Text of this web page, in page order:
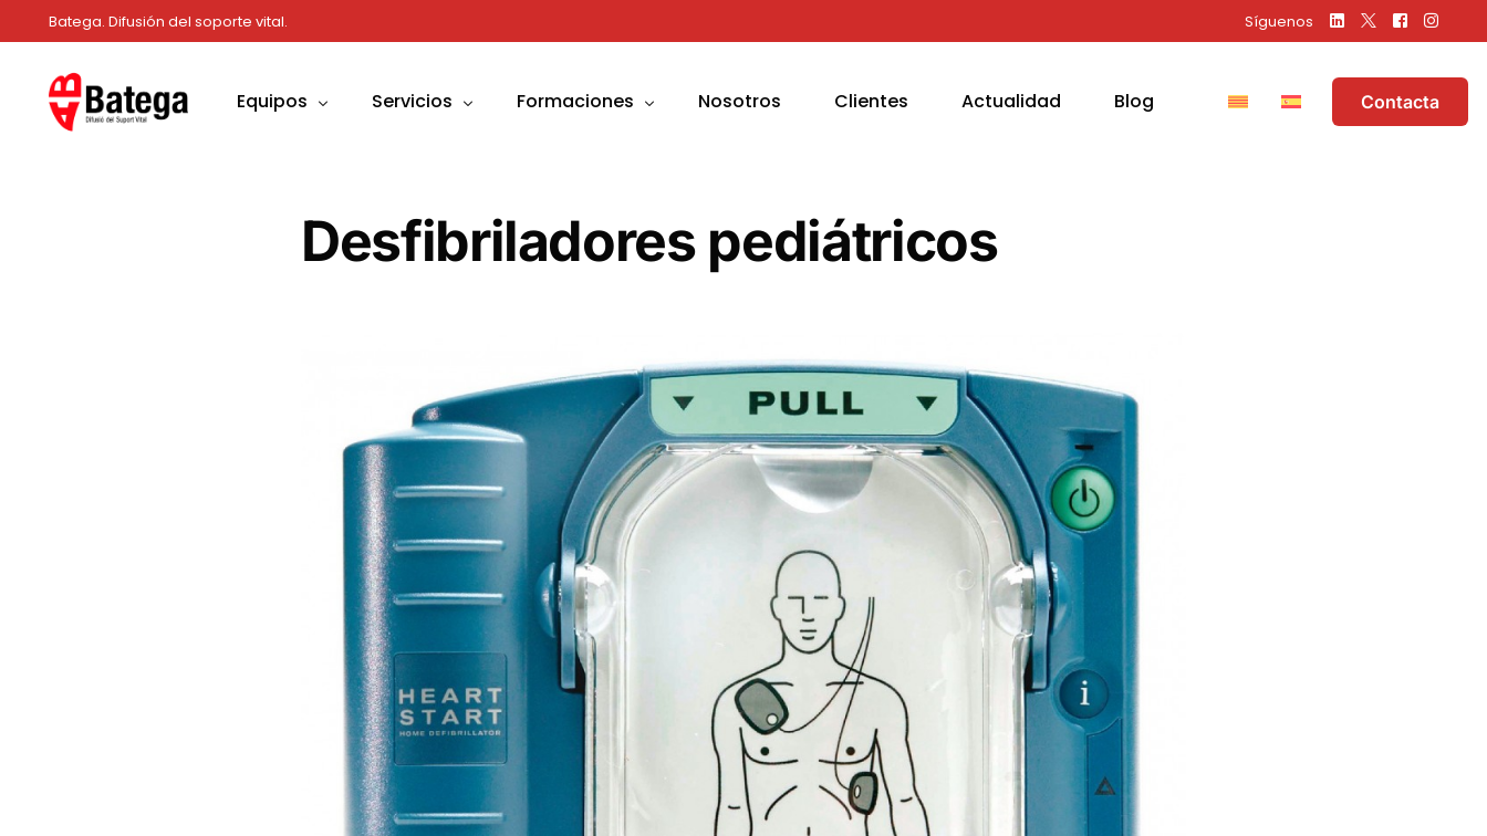
Batega. Difusión del soporte vital. Síguenos
Equipos
Material de primeros auxilios
Servicios
Venta de Equipos
Formaciones
Soporte Vital Inmediato
Soporte Vital Avanzado Pediátrico
Primeros Auxilios y otros
Nosotros Clientes Actualidad Blog Contacta
Desfibriladores pediátricos